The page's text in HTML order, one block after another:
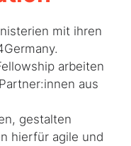
mit ihren
arbeiten
aus
gestalten
hierfür agile und